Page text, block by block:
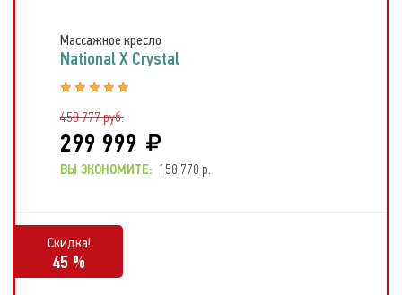
Массажное кресло
National X Crystal
458 777 руб.
299 999
ВЫ ЭКОНОМИТЕ: 158 778 р.
Скидка!
45 %